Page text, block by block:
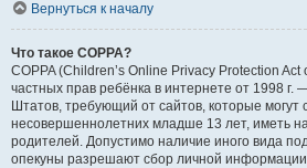
Вернуться к началу
Что такое COPPA?
COPPA (Children’s Online Privacy Protection
частных прав ребёнка в интернете от 1998
Штатов, требующий от сайтов, которые
несовершеннолетних младше 13 лет, иметь
родителей. Допустимо наличие иного вида
опекуны разрешают сбор личной